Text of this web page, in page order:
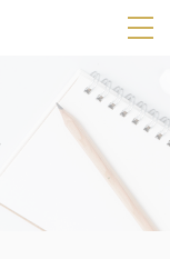
SPメニ
ー
展
用
ボ